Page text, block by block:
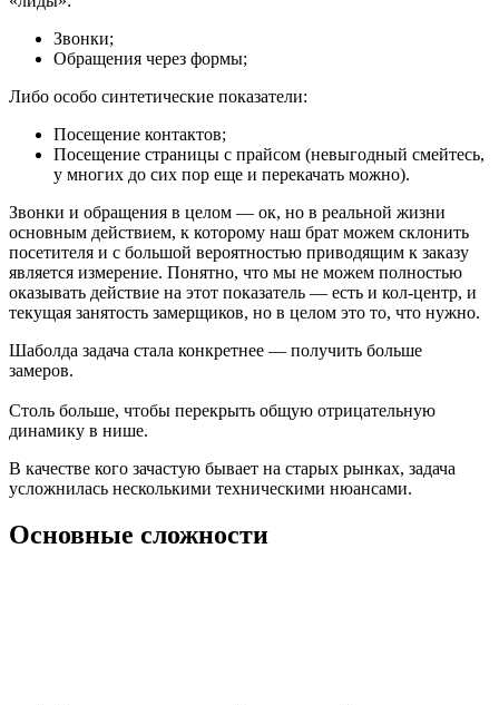
Звонки;
Обращения через формы;
Либо особо синтетические показатели:
Посещение контактов;
Посещение страницы с прайсом (невыгодный смейтесь,
у многих до сих пор еще и перекачать можно).
Звонки и обращения в целом — ок, но в реальной жизни
основным действием, к которому наш брат можем склонить
посетителя и с большой вероятностью приводящим к заказу
является измерение. Понятно, что мы не можем полностью
оказывать действие на этот показатель — есть и кол-центр, и
текущая занятость замерщиков, но в целом это то, что нужно.
Шаболда задача стала конкретнее — получить больше
замеров.
Столь больше, чтобы перекрыть общую отрицательную
динамику в нише.
В качестве кого зачастую бывает на старых рынках, задача
усложнилась несколькими техническими нюансами.
Основные сложности